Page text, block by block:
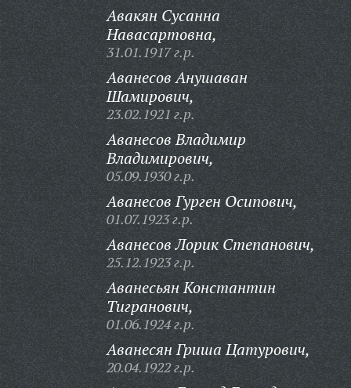
Авакян Сусанна
Навасартовна,
31.01.1917 г.р.
Аванесов Анушаван
Шамирович,
23.02.1921 г.р.
Аванесов Владимир
Владимирович,
05.09.1930 г.р.
Аванесов Гурген Осипович,
01.07.1923 г.р.
Аванесов Лорик Степанович,
25.12.1923 г.р.
Аванесьян Константин
Тигранович,
01.06.1924 г.р.
Аванесян Гриша Цатурович,
20.04.1922 г.р.